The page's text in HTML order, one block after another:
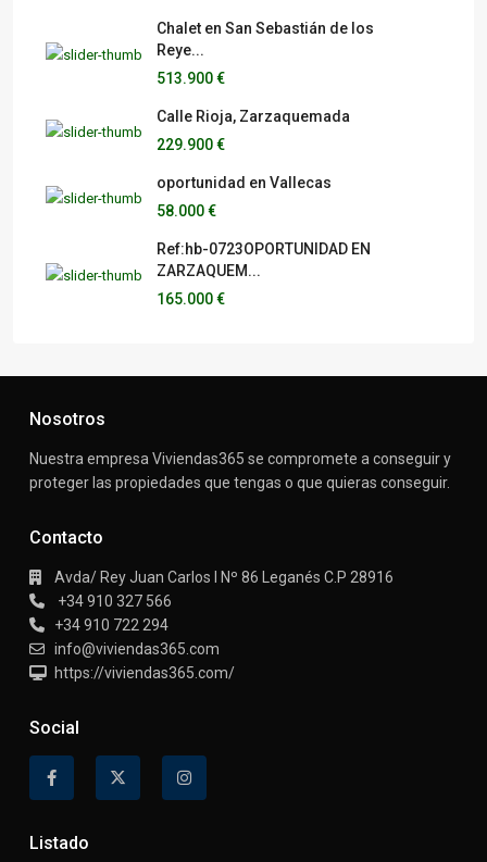
Chalet en San Sebastián de los
Reye...
513.900 €
Calle Rioja, Zarzaquemada
229.900 €
oportunidad en Vallecas
58.000 €
Ref:hb-0723OPORTUNIDAD EN
ZARZAQUEM...
165.000 €
Nosotros
Nuestra empresa Viviendas365 se compromete a conseguir y
proteger las propiedades que tengas o que quieras conseguir.
Contacto
Avda/ Rey Juan Carlos I Nº 86 Leganés C.P 28916
+34 910 327 566
+34 910 722 294
info@viviendas365.com
https://viviendas365.com/
Social
Listado